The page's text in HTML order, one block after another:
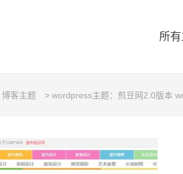
所
博客主题 > wordpress主题：煎豆网2.0版本